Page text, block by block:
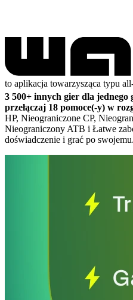
to aplikacja towarzysząca typu
3 500+ innych gier dla jednego
przełączaj 18 pomoce(-y) w
HP, Nieograniczone CP,
Nieograniczony ATB i Łatwe
doświadczenie i grać po swojemu.